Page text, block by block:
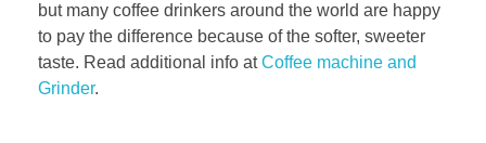
but many coffee drinkers around the world are happy
to pay the difference because of the softer, sweeter
taste. Read additional info atCoffee machine and
Grinder.